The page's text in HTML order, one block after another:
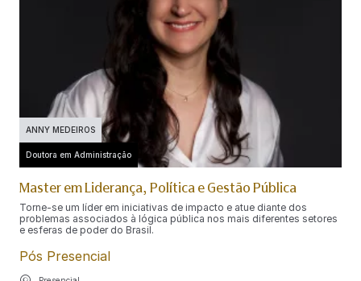
ANNY MEDEIROS
Doutora em Administração
Master em Liderança, Política e Gestão Pública
Torne-se um líder em iniciativas de impacto e atue diante dos
problemas associados à lógica pública nos mais diferentes setores
e esferas de poder do Brasil.
Pós Presencial